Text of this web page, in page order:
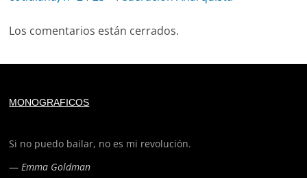
Los comentarios están cerrados.
MONOGRAFICOS
Si no puedo bailar, no es mi revolución.
—Emma Goldman
of type string is deprecated in
rgpd/lib/vendor/Mustache/Tokenizer.php
Deprecated: trim(): Passing null to parameter #1 ($string)